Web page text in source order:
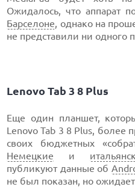
Ожидалось, что аппарат
Барселоне , однако на
не представили ни одного
Lenovo Tab 3 8 Plus
Еще один планшет,
Lenovo Tab 3 8 Plus, более
своих бюджетных
Немецкие и
публикуют данные об
не был показан, но